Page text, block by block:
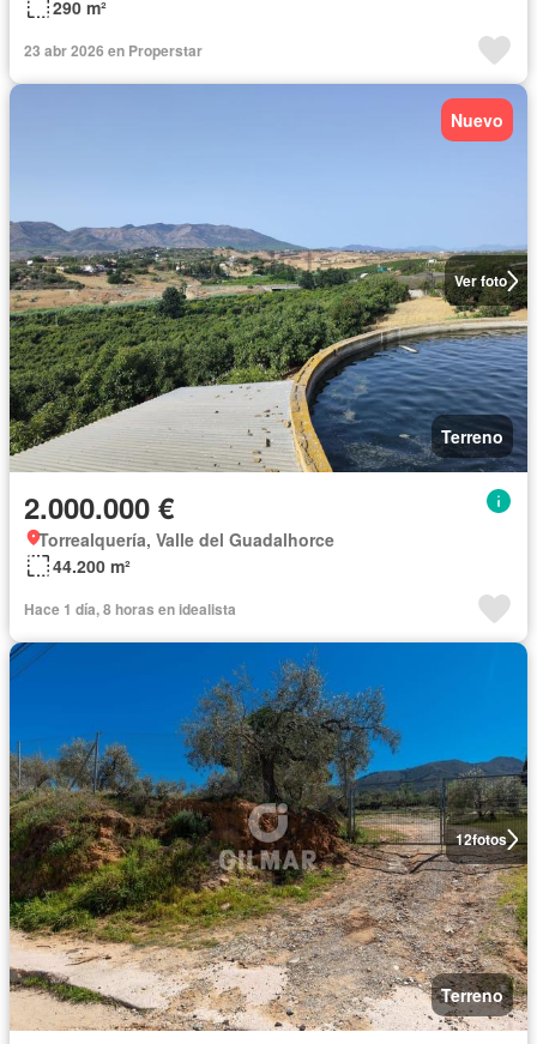
290 m²
23 abr 2026 en Properstar
Ver foto
Nuevo
Terreno
2.000.000 €
Torrealquería, Valle del Guadalhorce
44.200 m²
Hace 1 día, 8 horas en idealista
12fotos
Terreno